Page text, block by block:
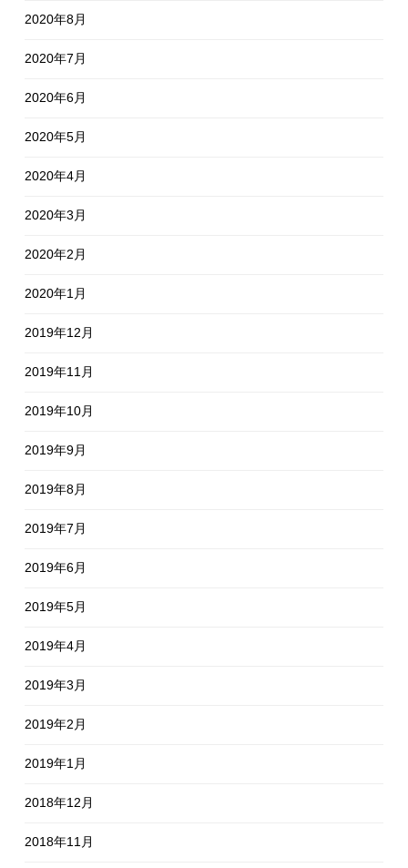
2020年8月
2020年7月
2020年6月
2020年5月
2020年4月
2020年3月
2020年2月
2020年1月
2019年12月
2019年11月
2019年10月
2019年9月
2019年8月
2019年7月
2019年6月
2019年5月
2019年4月
2019年3月
2019年2月
2019年1月
2018年12月
2018年11月